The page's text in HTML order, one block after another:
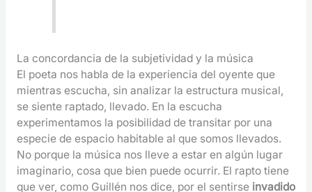
La concordancia de la subjetividad y la música
El poeta nos habla de la experiencia del oyente que
mientras escucha, sin analizar la estructura musical,
se siente raptado, llevado. En la escucha
experimentamos la posibilidad de transitar por una
especie de espacio habitable al que somos llevados.
No porque la música nos lleve a estar en algún lugar
imaginario, cosa que bien puede ocurrir. El rapto tiene
que ver, como Guillén nos dice, por el sentirse invadido